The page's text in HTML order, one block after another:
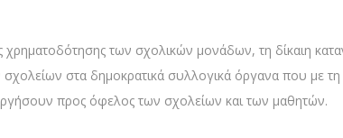
χρηματοδότησης των σχολικών μονάδων, τη δίκαιη
σχολείων στα δημοκρατικά συλλογικά όργανα που
προς όφελος των σχολείων και των μαθητών.